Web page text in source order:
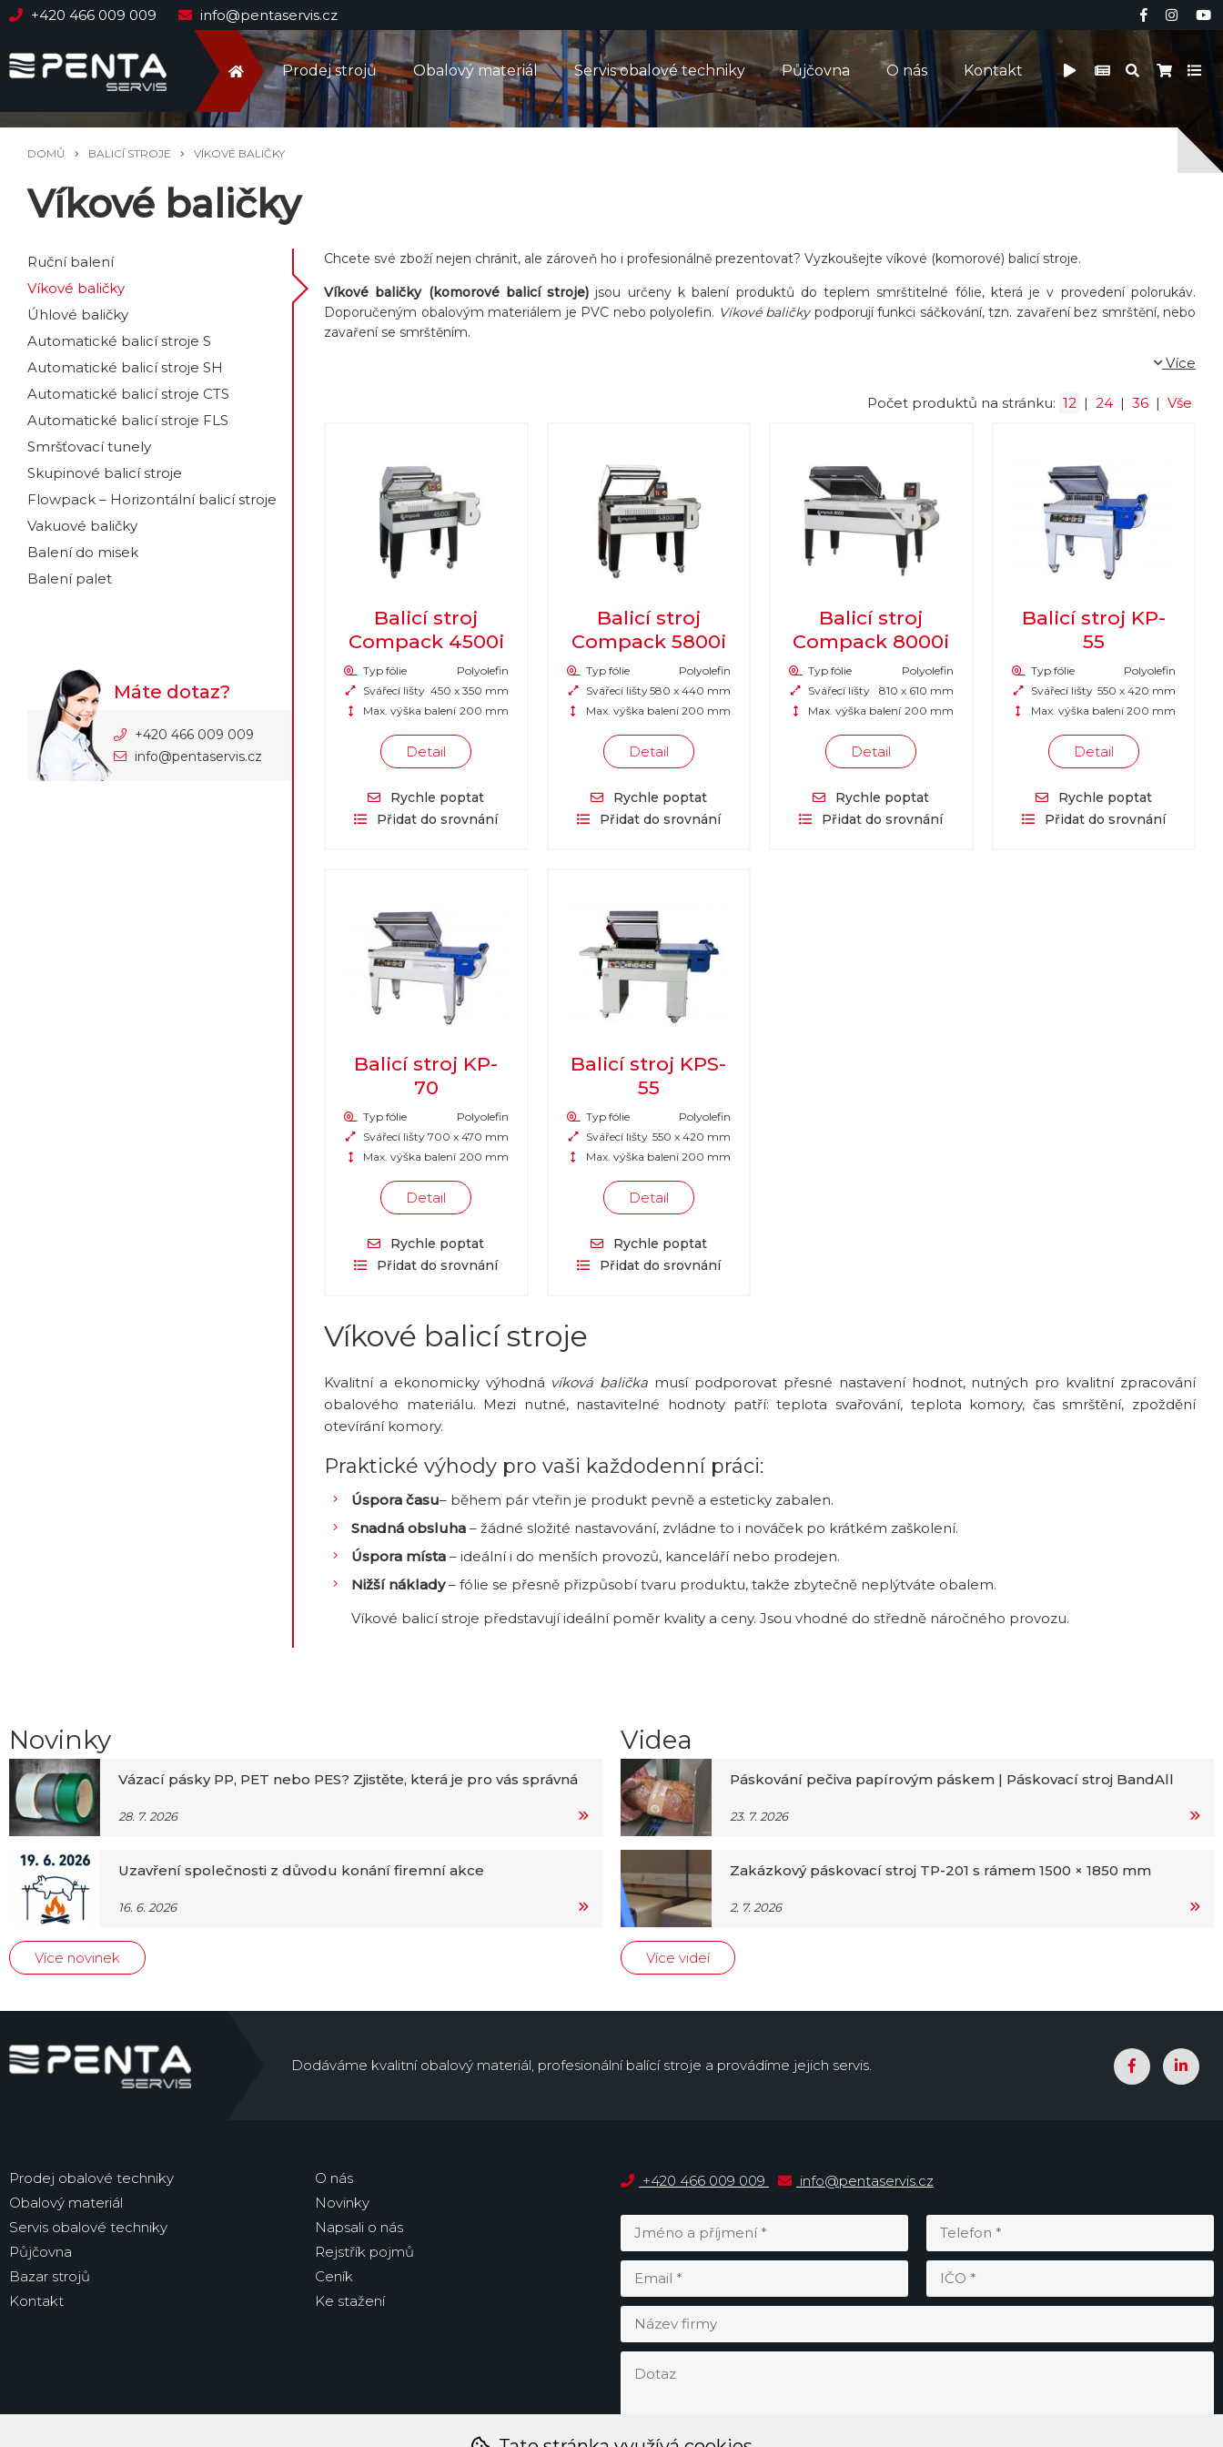
+420 466 009 009 info@pentaservis.cz
Prodej strojů Obalový materiál Servis obalové techniky Půjčovna O nás Kontakt
DOMŮ BALICÍ STROJE VÍKOVÉ BALIČKY
Víkové baličky
Ruční balení
Víkové baličky
Úhlové baličky
Automatické balicí stroje S
Automatické balicí stroje SH
Automatické balicí stroje CTS
Automatické balicí stroje FLS
Smršťovací tunely
Skupinové balicí stroje
Flowpack – Horizontální balicí stroje
Vakuové baličky
Balení do misek
Balení palet
Máte dotaz?
+420 466 009 009
info@pentaservis.cz
Chcete své zboží nejen chránit, ale zároveň ho i profesionálně prezentovat? Vyzkoušejte víkové (komorové) balicí stroje.
Víkové baličky (komorové balicí stroje) jsou určeny k balení produktů do teplem smrštitelné fólie, která je v provedení polorukáv.
Doporučeným obalovým materiálem je PVC nebo polyolefin. Víkové baličkypodporují funkci sáčkování, tzn. zavaření bez smrštění, nebo
zavaření se smrštěním.
Více
Počet produktů na stránku: 12 | 24 | 36 | Vše
Balicí stroj
Compack 4500i
Typ fólie
Polyolefin
Svářecí lišty 450 x 350 mm
Max. výška balení 200 mm
Detail
Rychle poptat
Přidat do srovnání
Balicí stroj
Compack 5800i
Typ fólie
Polyolefin
Svářecí lišty580 x 440 mm
Max. výška balení 200 mm
Detail
Rychle poptat
Přidat do srovnání
Balicí stroj
Compack 8000i
Typ fólie
Polyolefin
Svářecí lišty
810 x 610 mm
Max. výška balení 200 mm
Detail
Rychle poptat
Přidat do srovnání
Balicí stroj KP-
55
Typ fólie
Polyolefin
Svářecí lišty 550 x 420 mm
Max. výška balení 200 mm
Detail
Rychle poptat
Přidat do srovnání
Balicí stroj KP-
70
Typ fólie
Polyolefin
Svářecí lišty 700 x 470 mm
Max. výška balení 200 mm
Detail
Rychle poptat
Přidat do srovnání
Balicí stroj KPS-
55
Typ fólie
Polyolefin
Svářecí lišty 550 x 420 mm
Max. výška balení 200 mm
Detail
Rychle poptat
Přidat do srovnání
Víkové balicí stroje
Kvalitní a ekonomicky výhodná víková balička musí podporovat přesné nastavení hodnot, nutných pro kvalitní zpracování
obalového materiálu. Mezi nutné, nastavitelné hodnoty patří: teplota svařování, teplota komory, čas smrštění, zpoždění
otevírání komory.
Praktické výhody pro vaši každodenní práci:
Úspora času– během pár vteřin je produkt pevně a esteticky zabalen.
Snadná obsluha – žádné složité nastavování, zvládne to i nováček po krátkém zaškolení.
Úspora místa – ideální i do menších provozů, kanceláří nebo prodejen.
Nižší náklady– fólie se přesně přizpůsobí tvaru produktu, takže zbytečně neplýtváte obalem.
Víkové balicí stroje představují ideální poměr kvality a ceny. Jsou vhodné do středně náročného provozu.
Novinky
Vázací pásky PP, PET nebo PES? Zjistěte, která je pro vás správná
28. 7. 2026
Uzavření společnosti z důvodu konání firemní akce
16. 6. 2026
Více novinek
Videa
Páskování pečiva papírovým páskem | Páskovací stroj BandAll
23. 7. 2026
Zakázkový páskovací stroj TP-201 s rámem 1500 × 1850 mm
2. 7. 2026
Více videí
Dodáváme kvalitní obalový materiál, profesionální balící stroje a provádíme jejich servis.
Prodej obalové techniky
Obalový materiál
Servis obalové techniky
Půjčovna
Bazar strojů
Kontakt
O nás
Novinky
Napsali o nás
Rejstřík pojmů
Ceník
Ke stažení
+420 466 009 009 info@pentaservis.cz